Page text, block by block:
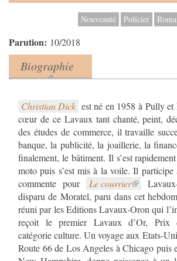
Nouveauté Policier
Parution: 10/2018
Product tabs
Biographie
(onglet actif)
Christian Dick est né en 1958 à Pully et
cœur de ce Lavaux tant chanté, peint,
des études de commerce, il travaille
banque, la publicité, la joaillerie, la
finalement, le bâtiment. Il s’est
moto puis s’est mis à la voile. Il participe
commente pour
Le courrier
disparu de Moratel, paru dans cet
réuni par les Editions Lavaux-Oron qui
reçoit le premier Lavaux d’Or, Prix
catégorie culture. Un voyage aux Etats-
Route 66 de Los Angeles à Chicago puis